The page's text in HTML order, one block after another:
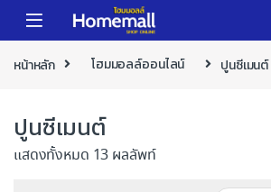
Skip to navigation
Skip to content
หน้าหลัก โฮมมอลล์ออนไลน์ ปูนซีเมนต์
ปูนซีเมนต์
แสดงทั้งหมด 13 ผลลัพท์